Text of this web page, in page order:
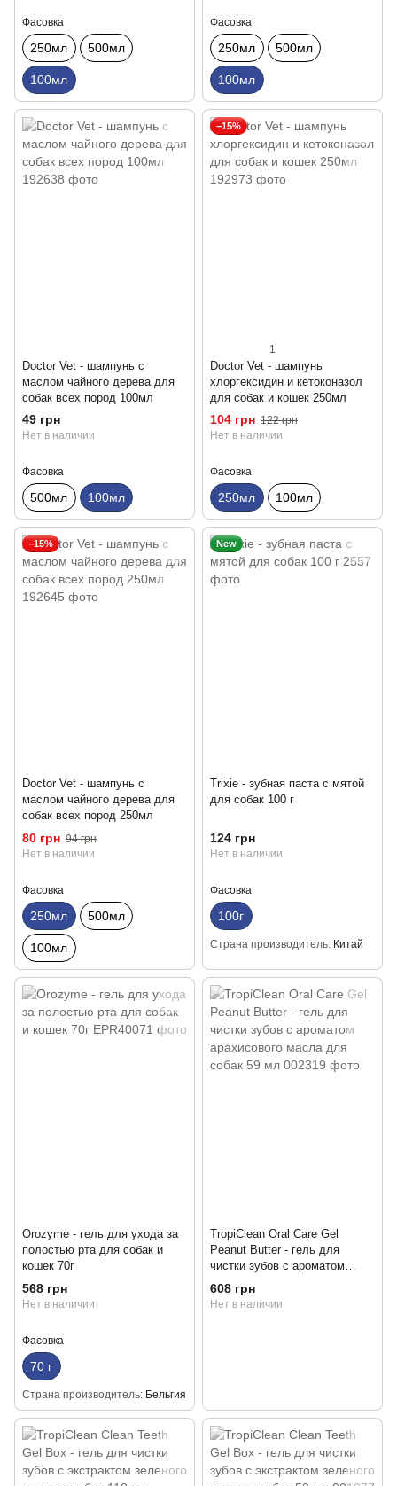
Фасовка
250мл 500мл
100мл
Фасовка
250мл 500мл
100мл
Doctor Vet - шампунь с
маслом чайного дерева для
собак всех пород 100мл
49 грн
Нет в наличии
Фасовка
500мл 100мл
−15%
1
Doctor Vet - шампунь
хлоргексидин и кетоконазол
для собак и кошек 250мл
104 грн 122 грн
Нет в наличии
Фасовка
250мл 100мл
−15%
Doctor Vet - шампунь с
маслом чайного дерева для
собак всех пород 250мл
80 грн 94 грн
Нет в наличии
Фасовка
250мл 500мл
100мл
New
Trixie - зубная паста с мятой
для собак 100 г
124 грн
Нет в наличии
Фасовка
100г
Страна производитель Китай
Orozyme - гель для ухода за
полостью рта для собак и
кошек 70г
568 грн
Нет в наличии
Фасовка
70 г
Страна производитель Бельгия
TropiClean Oral Care Gel
Peanut Butter - гель для
чистки зубов с ароматом
арахисового масла для собак
59 мл
608 грн
Нет в наличии